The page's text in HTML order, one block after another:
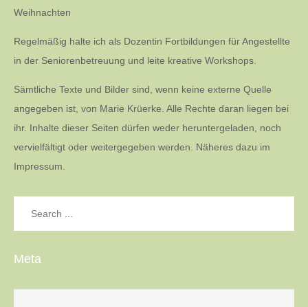
Weihnachten
Regelmäßig halte ich als Dozentin Fortbildungen für Angestellte
in der Seniorenbetreuung und leite kreative Workshops.
Sämtliche Texte und Bilder sind, wenn keine externe Quelle
angegeben ist, von Marie Krüerke. Alle Rechte daran liegen bei
ihr. Inhalte dieser Seiten dürfen weder heruntergeladen, noch
vervielfältigt oder weitergegeben werden. Näheres dazu im
Impressum.
Meta